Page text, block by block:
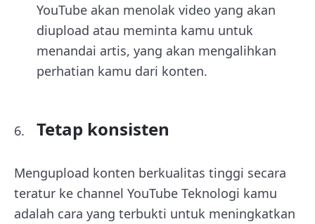
YouTube akan menolak video yang akan
diupload atau meminta kamu untuk
menandai artis, yang akan mengalihkan
perhatian kamu dari konten.
Tetap konsisten
Mengupload konten berkualitas tinggi secara
teratur ke channel YouTube Teknologi kamu
adalah cara yang terbukti untuk meningkatkan